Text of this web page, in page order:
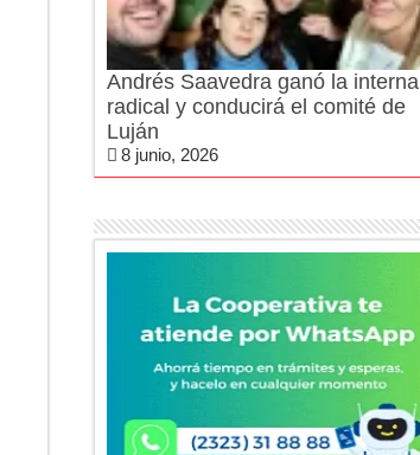
Andrés Saavedra ganó la interna
radical y conducirá el comité de
Luján
8 junio, 2026